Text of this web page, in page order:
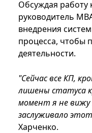
Обсуждая
руководитель
внедрения
процесса, чтобы
деятельности.
"Сейчас все КП,
лишены статуса
момент я не вижу
заслуживало
Харченко.